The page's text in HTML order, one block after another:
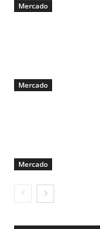
Mercado
Mercado
Mercado